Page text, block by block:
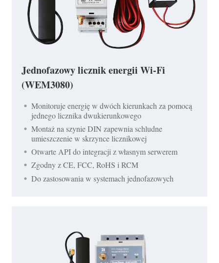
Jednofazowy licznik energii Wi-Fi
(WEM3080)
Monitoruje energię w dwóch kierunkach za pomocą
jednego licznika dwukierunkowego
Montaż na szynie DIN zapewnia schludne
umieszczenie w skrzynce licznikowej
Otwarte API do integracji z własnym serwerem
Zgodny z CE, FCC, RoHS i RCM
Do zastosowania w systemach jednofazowych